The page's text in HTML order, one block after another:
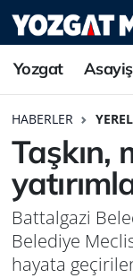
Yozgat Asayiş
HABERLER YEREL
Taşkın,
Battalgazi
Belediye
hayata